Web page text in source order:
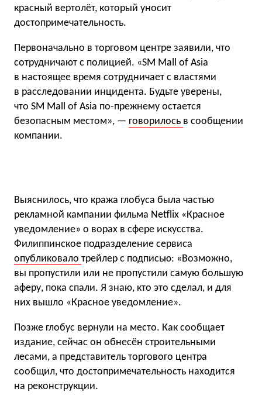
красный вертолёт, который уносит
достопримечательность.
Первоначально в торговом центре заявили, что
сотрудничают с полицией. «SM Mall of Asia
в настоящее время сотрудничает с властями
в расследовании инцидента. Будьте уверены,
что SM Mall of Asia по-прежнему остается
безопасным местом», — говорилось в сообщении
компании.
Выяснилось, что кража глобуса была частью
рекламной кампании фильма Netflix «Красное
уведомление» о ворах в сфере искусства.
Филиппинское подразделение сервиса
опубликовало трейлер с подписью: «Возможно,
вы пропустили или не пропустили самую большую
аферу, пока спали. Я знаю, кто это сделал, и для
них вышло «Красное уведомление».
Позже глобус вернули на место. Как сообщает
издание, сейчас он обнесён строительными
лесами, а представитель торгового центра
сообщил, что достопримечательность находится
на реконструкции.